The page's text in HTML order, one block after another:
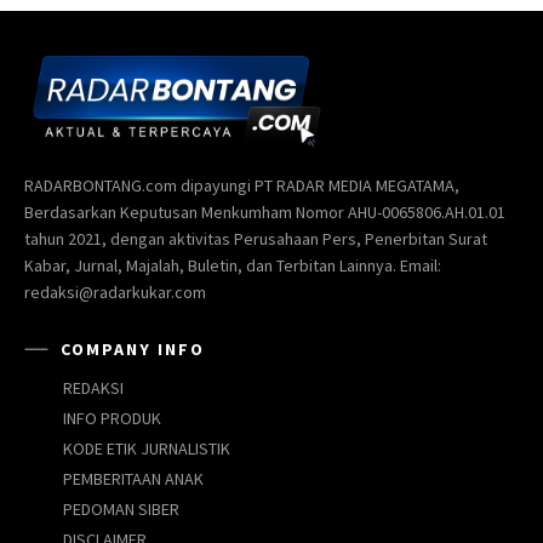
RADARBONTANG.com dipayungi PT RADAR MEDIA MEGATAMA,
Berdasarkan Keputusan Menkumham Nomor AHU-0065806.AH.01.01
tahun 2021, dengan aktivitas Perusahaan Pers, Penerbitan Surat
Kabar, Jurnal, Majalah, Buletin, dan Terbitan Lainnya. Email:
redaksi@radarkukar.com
COMPANY INFO
REDAKSI
INFO PRODUK
KODE ETIK JURNALISTIK
PEMBERITAAN ANAK
PEDOMAN SIBER